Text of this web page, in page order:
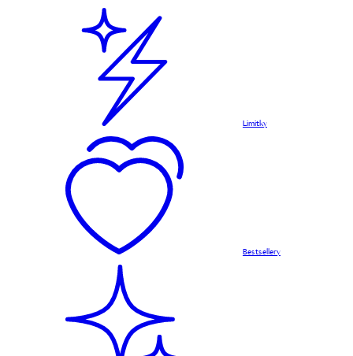
Limitky
Bestsellery